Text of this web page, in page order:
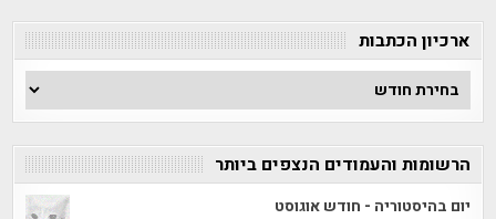
ארכיון הכתבות
ארכיון
הכתבות
הרשומות והעמודים הנצפים ביותר
יום בהיסטוריה - חודש אוגוסט